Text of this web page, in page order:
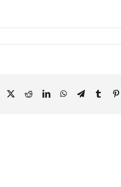
Facebook RedditLinkedInWhatsApp
TelegramTumblr